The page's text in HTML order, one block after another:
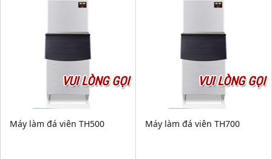
VUI LÒNG GỌI
Máy làm đá viên TH500
VUI LÒNG GỌI
Máy làm đá viên TH700